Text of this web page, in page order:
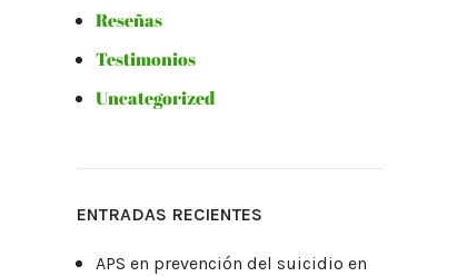
Reseñas
Testimonios
Uncategorized
ENTRADAS RECIENTES
APS en prevención del suicidio en